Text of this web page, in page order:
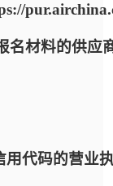
名材料的供
代码的营业